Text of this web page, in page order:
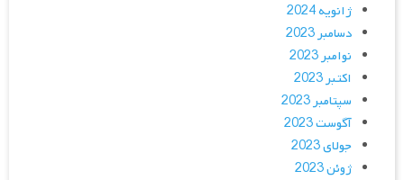
ژانویه 2024
دسامبر 2023
نوامبر 2023
اکتبر 2023
سپتامبر 2023
آگوست 2023
جولای 2023
ژوئن 2023